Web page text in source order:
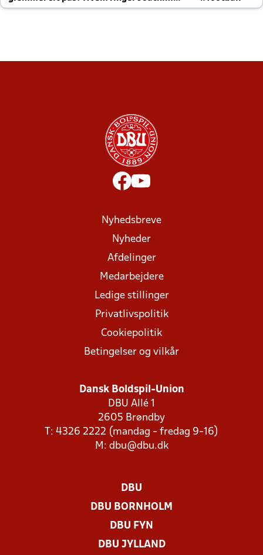
altid til efter kampe?
Nyhedsbreve
Nyheder
Afdelinger
Medarbejdere
Ledige stillinger
Privatlivspolitik
Cookiepolitik
Betingelser og vilkår
Dansk Boldspil-Union
DBU Allé 1
2605 Brøndby
T: 4326 2222 (mandag - fredag 9-16)
M: dbu@dbu.dk
DBU
DBU BORNHOLM
DBU FYN
DBU JYLLAND